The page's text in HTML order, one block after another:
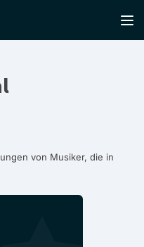
von Musiker, die in